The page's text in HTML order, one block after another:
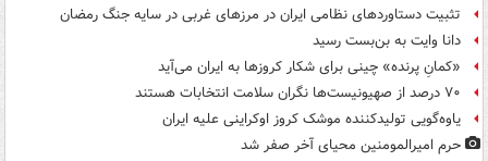
تثبیت دستاوردهای نظامی ایران در مرزهای غربی در سایه جنگ رمضان
دانا وایت به بن‌بست رسید
«کمانِ پرنده» چینی برای شکار کروزها به ایران می‌آید
۷۰ درصد از صهیونیست‌ها نگران سلامت انتخابات هستند
یاوه‌گویی تولیدکننده موشک کروز اوکراینی علیه ایران
حرم امیرالمومنین محیای آخر صفر شد